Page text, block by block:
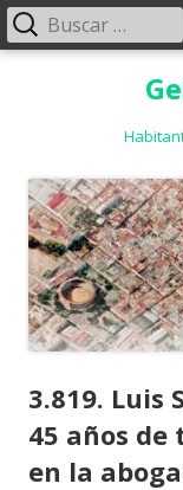
Menú
3.819. Luis
45 años
en la